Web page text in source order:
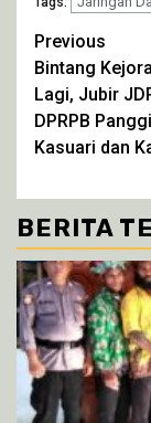
jendela
yang
baru)
Previous
Bintang
Lagi, Jubir
DPRPB
Kasuari dan
BERITA